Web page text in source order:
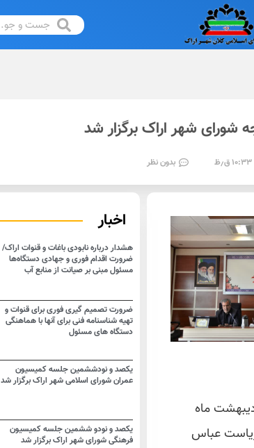
شهر اراک برگزار شد
۱۰:۳۳ ق٫ظ بدون نظر
ماه
ریاست عباس
اخبار
هشدار درباره نابودی باغات و قنوات اراک/
ضرورت اقدام فوری و جهادی دستگاه‌ها
مسئول مبنی بر صیانت از منابع آب
ضرورت تصمیم گیری فوری برای قنوات و
تهیه شناسنامه فنی برای آنها با هماهنگی
دستگاه های مسئول
یکصد و نودششمین جلسه کمیسیون
عمران شورای اسلامی شهر اراک برگزار شد
یکصد و نودو ششمین جلسه کمیسیون
فرهنگی شورای شهر اراک برگزار شد